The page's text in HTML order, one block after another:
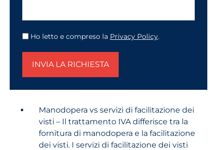
Ho letto e compreso la Privacy Policy.
INVIA LA RICHIESTA
Manodopera vs servizi di facilitazione dei
visti – Il trattamento IVA differisce tra la
fornitura di manodopera e la facilitazione
dei visti. I servizi di facilitazione dei visti